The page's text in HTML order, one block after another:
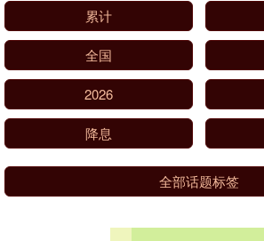
累计
全国
2026
降息
全部话题标签